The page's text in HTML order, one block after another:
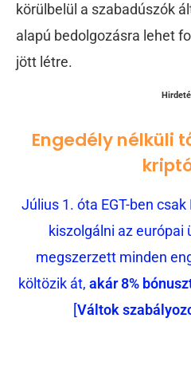
körülbelül a szabadúszók
alapú bedolgozásra lehet
jött létre.
Engedély nélküli
Július 1. óta EGT-ben
kiszolgálni az európai
megszerzett minden
költözik át, akár 8%
[Váltok